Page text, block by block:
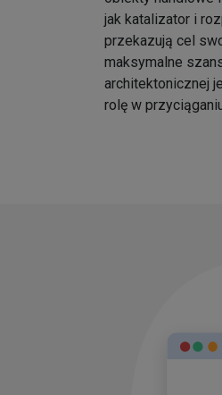
jak katalizator i
przekazują cel
maksymalne
architektonicznej
rolę w